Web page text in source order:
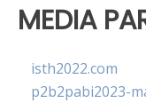
MEDIA
isth2022.com
p2b2pabi2023-